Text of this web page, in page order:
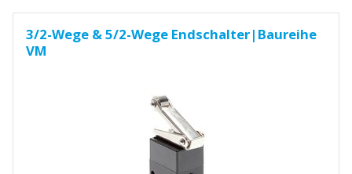
3/2-Wege & 5/2-Wege Endschalter|Baureihe
VM